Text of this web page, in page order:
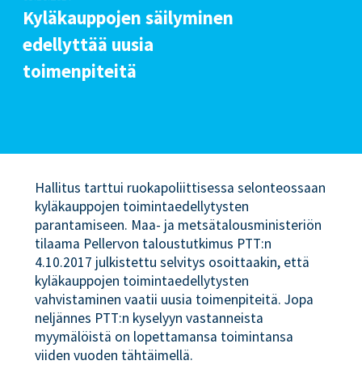
Kyläkauppojen säilyminen
edellyttää uusia
toimenpiteitä
Hallitus tarttui ruokapoliittisessa selonteossaan
kyläkauppojen toimintaedellytysten
parantamiseen. Maa- ja metsätalousministeriön
tilaama Pellervon taloustutkimus PTT:n
4.10.2017 julkistettu selvitys osoittaakin, että
kyläkauppojen toimintaedellytysten
vahvistaminen vaatii uusia toimenpiteitä. Jopa
neljännes PTT:n kyselyyn vastanneista
myymälöistä on lopettamansa toimintansa
viiden vuoden tähtäimellä.